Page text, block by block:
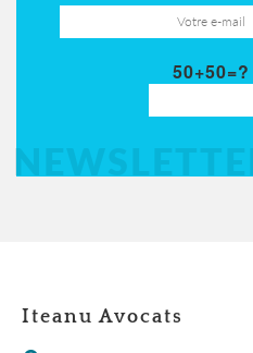
50+50=?
NEWSLETTER
Iteanu Avocats